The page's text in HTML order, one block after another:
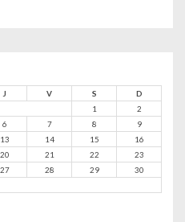
J V S
D
1
2
6 7 8
9
13 14 15
16
20 21 22
23
27 28 29
30